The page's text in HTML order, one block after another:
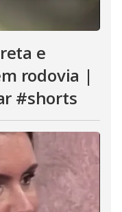
e
rodovia |
#shorts